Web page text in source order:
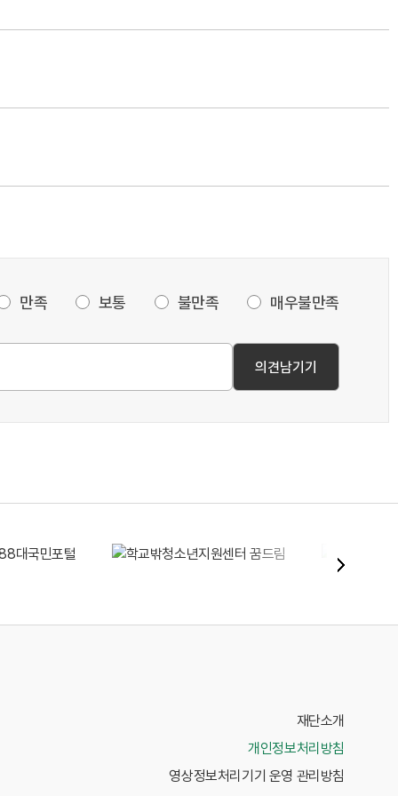
만족 보통 불만족 매우불만족
재단소개
개인정보처리방침
영상정보처리기기 운영 관리방침